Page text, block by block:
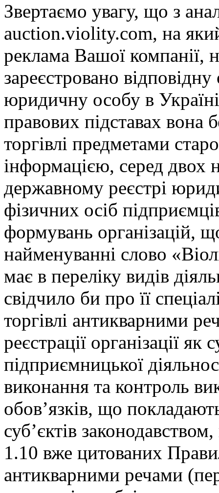
Звертаємо увагу, що з
auction.violity.com, на
реклама Вашої компанії,
зареєстровано
юридичну особу в
правових підставах вона
торгівлі предметами
інформацією, серед
державному реєстрі
фізичних осіб
формувань організацій,
найменуванні слово
має в переліку видів
свідчило би про її
торгівлі антикварними
реєстрації організації як
підприємницької
виконання та контроль
обов’язків, що
суб’єктів
1.10 вже цитованих
антикварними речами